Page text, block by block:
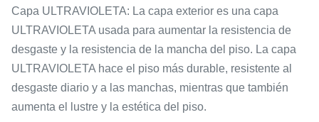
Capa ULTRAVIOLETA: La capa exterior es una capa
ULTRAVIOLETA usada para aumentar la resistencia de
desgaste y la resistencia de la mancha del piso. La capa
ULTRAVIOLETA hace el piso más durable, resistente al
desgaste diario y a las manchas, mientras que también
aumenta el lustre y la estética del piso.